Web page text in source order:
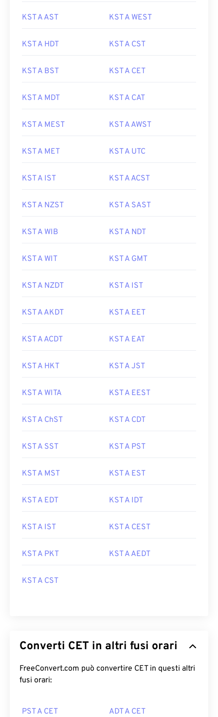
KST A AST KST A WEST
KST A HDT KST A CST
KST A BST KST A CET
KST A MDT KST A CAT
KST A MEST KST A AWST
KST A MET KST A UTC
KST A IST KST A ACST
KST A NZST KST A SAST
KST A WIB KST A NDT
KST A WIT KST A GMT
KST A NZDT KST A IST
KST A AKDT KST A EET
KST A ACDT KST A EAT
KST A HKT KST A JST
KST A WITA KST A EEST
KST A ChST KST A CDT
KST A SST KST A PST
KST A MST KST A EST
KST A EDT KST A IDT
KST A IST KST A CEST
KST A PKT KST A AEDT
KST A CST
Converti CET in altri fusi orari
FreeConvert.com può convertire CET in questi altri
fusi orari:
PST A CET ADT A CET